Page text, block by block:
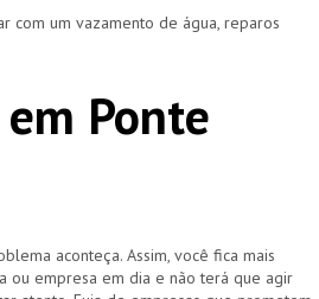
com um vazamento de água, reparos
Ponte
aconteça. Assim, você fica mais
ou empresa em dia e não terá que agir